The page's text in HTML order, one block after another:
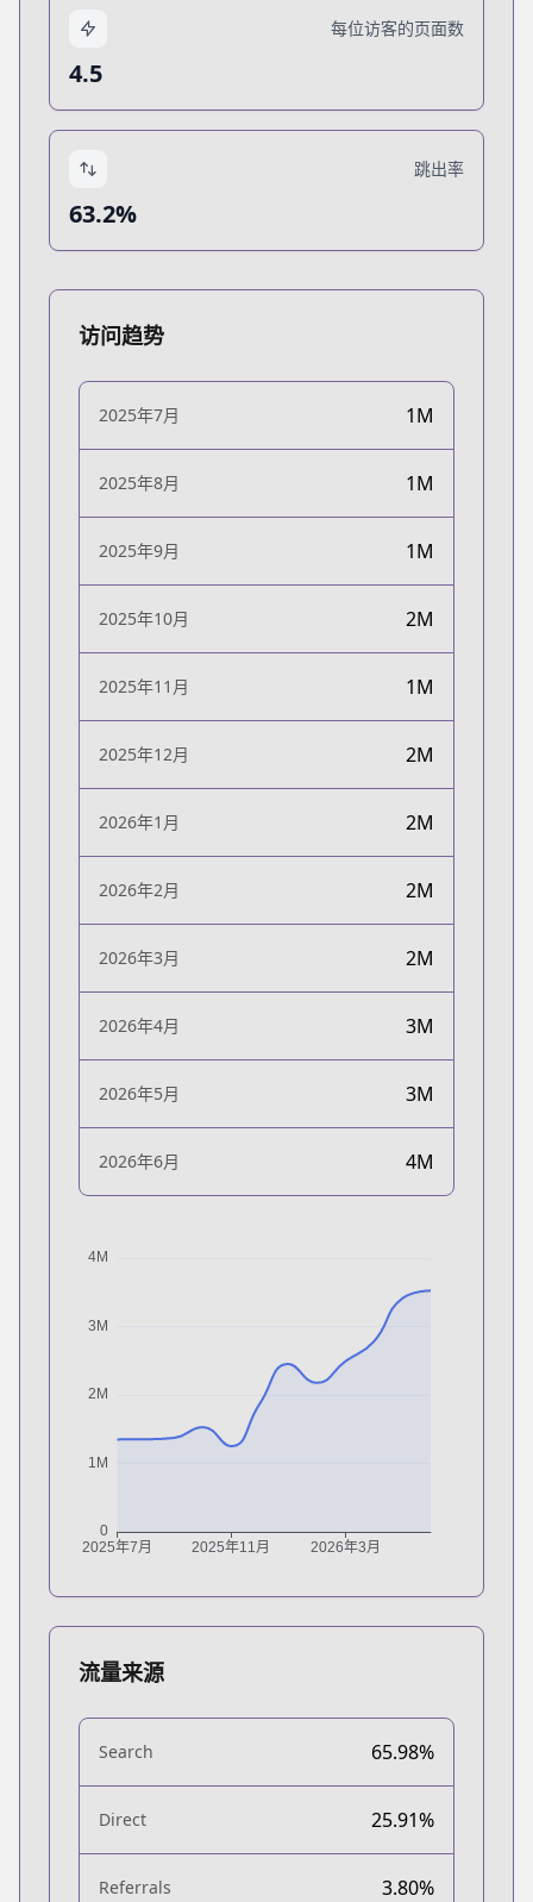
每位访客的页面数
4.5
跳出率
63.2%
访问趋势
2025年7月 1M
2025年8月 1M
2025年9月 1M
2025年10月 2M
2025年11月 1M
2025年12月 2M
2026年1月 2M
2026年2月 2M
2026年3月 2M
2026年4月 3M
2026年5月 3M
2026年6月 4M
流量来源
Search 65.98%
Direct 25.91%
Referrals 3.80%